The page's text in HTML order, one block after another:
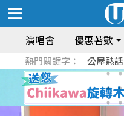
演唱會 優惠著數
熱門關鍵字： 公屋熱話